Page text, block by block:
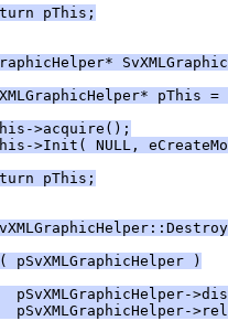
pThis;
pThis =
>acquire();
>Init( NULL,
pThis;
pSvXMLGraphicHelper )
pSvXMLGraphicHelper-
pSvXMLGraphicHelper-